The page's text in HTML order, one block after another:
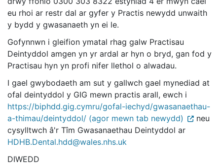
eu rhoi ar restr dal ar gyfer y Practis newydd unwaith
y bydd y gwasanaeth yn ei le.
Gofynnwn i gleifion ymatal rhag galw Practisau
Deintyddol amgen yn yr ardal ar hyn o bryd, gan fod y
Practisau hyn yn profi nifer llethol o alwadau.
I gael gwybodaeth am sut y gallwch gael mynediad at
ofal deintyddol y GIG mewn practis arall, ewch i
https://biphdd.gig.cymru/gofal-iechyd/gwasanaethau-
a-thimau/deintyddol/ (agor mewn tab newydd)
neu
cysylltwch â'r Tîm Gwasanaethau Deintyddol ar
HDHB.Dental.hdd@wales.nhs.uk
DIWEDD